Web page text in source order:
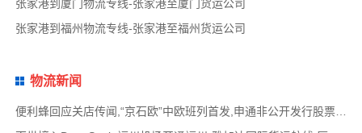
张家港到厦门物流专线-张家港至厦门货运公司
张家港到福州物流专线-张家港至福州货运公司
物流新闻
便利蜂回应关店传闻,“京石欧”中欧班列首发,申通非公开发行股票方案失效,老挝中通和老挝